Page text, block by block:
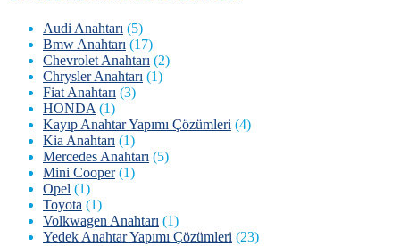
Audi Anahtarı (5)
Bmw Anahtarı (17)
Chevrolet Anahtarı (2)
Chrysler Anahtarı (1)
Fiat Anahtarı (3)
HONDA (1)
Kayıp Anahtar Yapımı Çözümleri (4)
Kia Anahtarı (1)
Mercedes Anahtarı (5)
Mini Cooper(1)
Opel (1)
Toyota (1)
Volkwagen Anahtarı (1)
Yedek Anahtar Yapımı Çözümleri (23)